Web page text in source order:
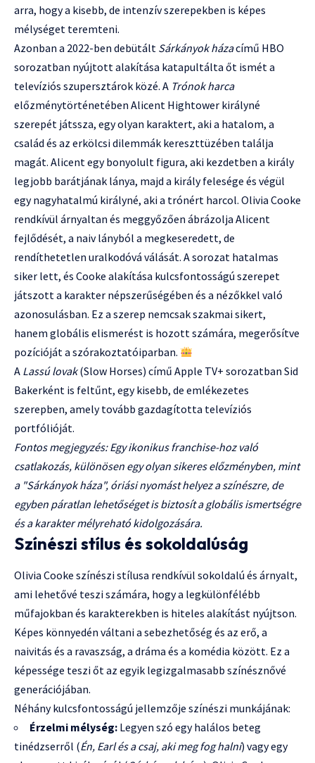
arra, hogy a kisebb, de intenzív szerepekben is képes
mélységet teremteni.
Azonban a 2022-ben debütált Sárkányok házacímű HBO
sorozatban nyújtott alakítása katapultálta őt ismét a
televíziós szupersztárok közé. A Trónok harca
előzménytörténetében Alicent Hightower királyné
szerepét játssza, egy olyan karaktert, aki a hatalom, a
család és az erkölcsi dilemmák kereszttüzében találja
magát. Alicent egy bonyolult figura, aki kezdetben a király
legjobb barátjának lánya, majd a király felesége és végül
egy nagyhatalmú királyné, aki a trónért harcol. Olivia Cooke
rendkívül árnyaltan és meggyőzően ábrázolja Alicent
fejlődését, a naiv lányból a megkeseredett, de
rendíthetetlen uralkodóvá válását. A sorozat hatalmas
siker lett, és Cooke alakítása kulcsfontosságú szerepet
játszott a karakter népszerűségében és a nézőkkel való
azonosulásban. Ez a szerep nemcsak szakmai sikert,
hanem globális elismerést is hozott számára, megerősítve
pozícióját a szórakoztatóiparban.
A Lassú lovak(Slow Horses) című Apple TV+ sorozatban Sid
Bakerként is feltűnt, egy kisebb, de emlékezetes
szerepben, amely tovább gazdagította televíziós
portfólióját.
Fontos megjegyzés: Egy ikonikus franchise-hoz való
csatlakozás, különösen egy olyan sikeres előzményben, mint
a "Sárkányok háza", óriási nyomást helyez a színészre, de
egyben páratlan lehetőséget is biztosít a globális ismertségre
és a karakter mélyreható kidolgozására.
Színészi stílus és sokoldalúság
Olivia Cooke színészi stílusa rendkívül sokoldalú és árnyalt,
ami lehetővé teszi számára, hogy a legkülönfélébb
műfajokban és karakterekben is hiteles alakítást nyújtson.
Képes könnyedén váltani a sebezhetőség és az erő, a
naivitás és a ravaszság, a dráma és a komédia között. Ez a
képessége teszi őt az egyik legizgalmasabb színésznővé
generációjában.
Néhány kulcsfontosságú jellemzője színészi munkájának:
Érzelmi mélység: Legyen szó egy halálos beteg
tinédzserről (Én, Earl és a csaj, aki meg fog halni) vagy egy